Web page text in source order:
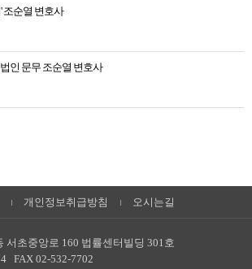
조순열 변호사
인 문무 조순열 변호사
개인정보취급방침 오시는길
서초중앙로 160 법률센터빌딩 301호
FAX 02-532-7702